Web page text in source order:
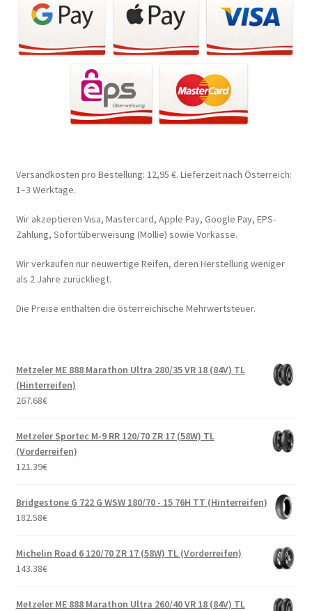
Versandkosten pro Bestellung: 12,95 €. Lieferzeit nach Österreich:
1–3 Werktage.
Wir akzeptieren Visa, Mastercard, Apple Pay, Google Pay, EPS-
Zahlung, Sofortüberweisung (Mollie) sowie Vorkasse.
Wir verkaufen nur neuwertige Reifen, deren Herstellung weniger
als 2 Jahre zurückliegt.
Die Preise enthalten die österreichische Mehrwertsteuer.
Metzeler ME 888 Marathon Ultra 280/35 VR 18 (84V) TL
(Hinterreifen)
267.68€
Metzeler Sportec M-9 RR 120/70 ZR 17 (58W) TL
(Vorderreifen)
121.39€
Bridgestone G 722 G WSW 180/70 - 15 76H TT (Hinterreifen)
182.58€
Michelin Road 6 120/70 ZR 17 (58W) TL (Vorderreifen)
143.38€
Metzeler ME 888 Marathon Ultra 260/40 VR 18 (84V) TL